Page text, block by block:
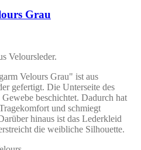
Grau
Veloursleder.
Velours Grau" ist aus
gefertigt. Die Unterseite des
beschichtet. Dadurch hat
und schmiegt
hinaus ist das Lederkleid
die weibliche Silhouette.